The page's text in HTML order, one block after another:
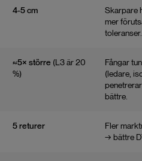
4-5 cm
Skarpare
mer
toleranser.
≈5× större (L3 är 20
%)
Fångar
(ledare,
bättre.
5 returer
Fler
→ bättre